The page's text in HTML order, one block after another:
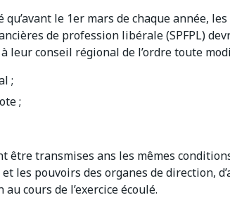
le 1er mars de chaque année,
de profession libérale (SPFPL)
leur conseil régional de l’ordre toute
;
;
être transmises ans les mêmes
les pouvoirs des organes de direction,
cours de l’exercice écoulé.